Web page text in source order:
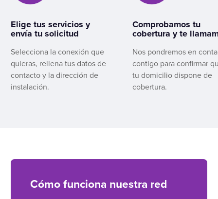
Elige tus servicios y
envía tu solicitud
Selecciona la conexión que
quieras, rellena tus datos de
contacto y la dirección de
instalación.
Comprobamos tu
cobertura y te
Nos pondremos en
contigo para confirmar
tu domicilio dispone de
cobertura.
Cómo funciona nuestra red